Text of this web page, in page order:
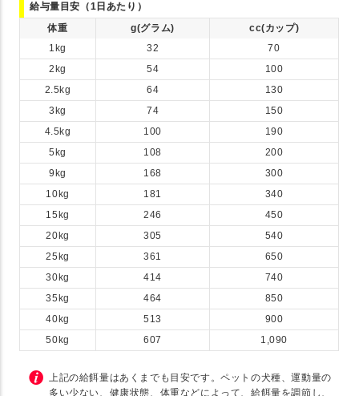
給与量目安（1日あたり）
体重
g(グラム)
cc(カップ)
1kg
32
70
2kg
54
100
2.5kg
64
130
3kg
74
150
4.5kg
100
190
5kg
108
200
9kg
168
300
10kg
181
340
15kg
246
450
20kg
305
540
25kg
361
650
30kg
414
740
35kg
464
850
40kg
513
900
50kg
607 1,090
上記の給餌量はあくまでも目安です。ペットの犬種、運動量の
多い少ない、健康状態、体重などによって、給餌量を調節し、